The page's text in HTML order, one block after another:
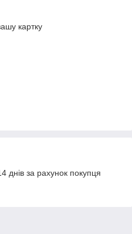
картку
днів за рахунок покупця